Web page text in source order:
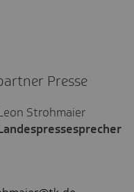
Presse
Strohmaier